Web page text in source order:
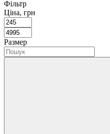
Фільтр
Ціна, грн
Размер